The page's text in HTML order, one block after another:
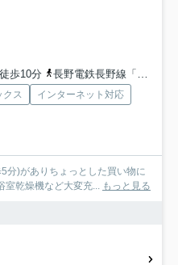
歩10分
長野電鉄長野線「権堂」駅 徒歩16分
クス
インターネット対応
分)がありちょっとした買い物に
乾燥機など大変充...
もっと見る